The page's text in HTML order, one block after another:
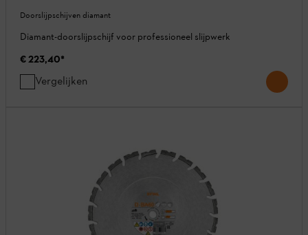
Doorslijpschijven diamant
Diamant-doorslijpschijf voor professioneel slijpwerk
€ 223,40*
Vergelijken